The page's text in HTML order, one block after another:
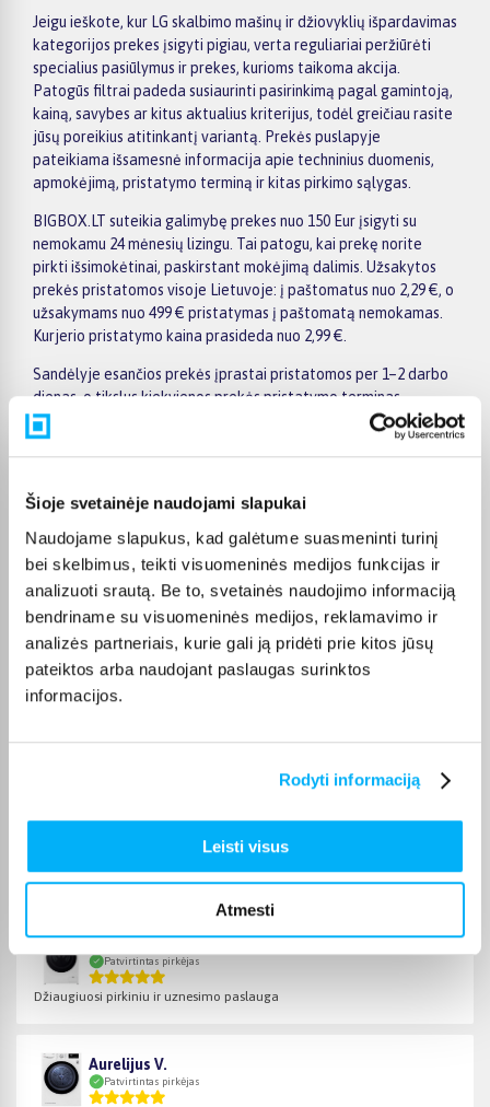
Šioje svetainėje naudojami slapukai
Naudojame slapukus, kad galėtume suasmeninti turinį
bei skelbimus, teikti visuomeninės medijos funkcijas ir
analizuoti srautą. Be to, svetainės naudojimo informaciją
bendriname su visuomeninės medijos, reklamavimo ir
analizės partneriais, kurie gali ją pridėti prie kitos jūsų
pateiktos arba naudojant paslaugas surinktos
informacijos.
Rodyti informaciją
Leisti visus
Atmesti
Jeigu ieškote, kur LG skalbimo mašinų ir džiovyklių išpardavimas
kategorijos prekes įsigyti pigiau, verta reguliariai peržiūrėti
specialius pasiūlymus ir prekes, kurioms taikoma akcija.
Patogūs filtrai padeda susiaurinti pasirinkimą pagal gamintoją,
kainą, savybes ar kitus aktualius kriterijus, todėl greičiau rasite
jūsų poreikius atitinkantį variantą. Prekės puslapyje
pateikiama išsamesnė informacija apie techninius duomenis,
apmokėjimą, pristatymo terminą ir kitas pirkimo sąlygas.
BIGBOX.LT suteikia galimybę prekes nuo 150 Eur įsigyti su
nemokamu 24 mėnesių lizingu. Tai patogu, kai prekę norite
pirkti išsimokėtinai, paskirstant mokėjimą dalimis. Užsakytos
prekės pristatomos visoje Lietuvoje: į paštomatus nuo 2,29 €, o
užsakymams nuo 499 € pristatymas į paštomatą nemokamas.
Kurjerio pristatymo kaina prasideda nuo 2,99 €.
Sandėlyje esančios prekės įprastai pristatomos per 1–2 darbo
dienas, o tikslus kiekvienos prekės pristatymo terminas
nurodomas jos puslapyje. Pasirinktą prekę iš LG skalbimo
mašinų ir džiovyklių išpardavimas kategorijos galite gauti
atsiimti BIGBOX.LT biure Kaune.
Pirkėjų atsiliepimai apie prekes
Patvirtintas pirkėjas
Patvirtintas pirkėjas
Puikiai veikia, gerai ir greitai skalbia. Opertyviai pristatė. Atkreipkit
dėmesį ...
Kristina Š.
Patvirtintas pirkėjas
Džiaugiuosi pirkiniu ir uznesimo paslauga
Aurelijus V.
Patvirtintas pirkėjas